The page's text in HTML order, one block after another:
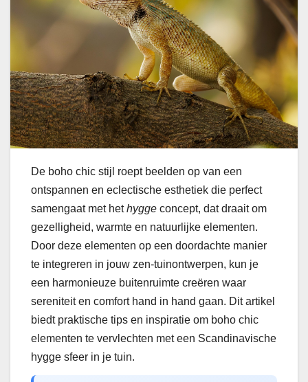
De boho chic stijl roept beelden op van een
ontspannen en eclectische esthetiek die perfect
samengaat met hethygge concept, dat draait om
gezelligheid, warmte en natuurlijke elementen.
Door deze elementen op een doordachte manier
te integreren in jouw zen-tuinontwerpen, kun je
een harmonieuze buitenruimte creëren waar
sereniteit en comfort hand in hand gaan. Dit artikel
biedt praktische tips en inspiratie om boho chic
elementen te vervlechten met een Scandinavische
hygge sfeer in je tuin.